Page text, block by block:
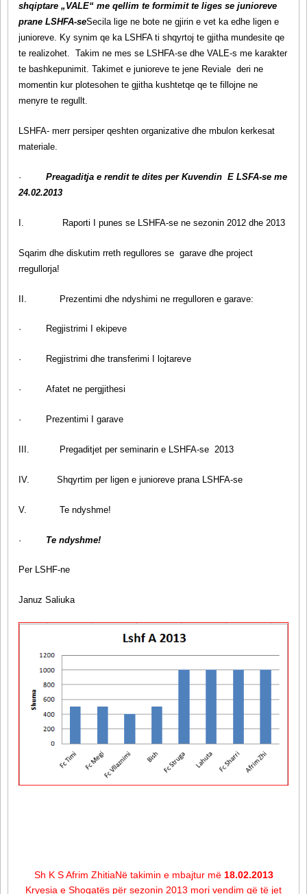
shqiptare „VALE“ me qellim te formimit te liges se junioreve
prane LSHFA-seSecila lige ne bote ne gjirin e vet ka edhe ligen e
junioreve. Ky synim qe ka LSHFA ti shqyrtoj te gjitha mundesite qe
te realizohet. Takim ne mes se LSHFA-se dhe VALE-s me karakter
te bashkepunimit. Takimet e junioreve te jene Reviale deri ne
momentin kur plotesohen te gjitha kushtetqe qe te fillojne ne
menyre te regullt.
LSHFA- merr persiper qeshten organizative dhe mbulon kerkesat
materiale.
·
Preagaditja e rendit te dites per Kuvendin E LSFA-se me
24.02.2013
Raporti I punes se LSHFA-se ne sezonin 2012 dhe 2013
Sqarim dhe diskutim rreth regullores se garave dhe project
rregullorja!
II. Prezentimi dhe ndyshimi ne rregulloren e garave:
· Regjistrimi I ekipeve
· Regjistrimi dhe transferimi I lojtareve
· Afatet ne pergjithesi
· Prezentimi I garave
Pregaditjet per seminarin e LSHFA-se 2013
IV. Shqyrtim per ligen e junioreve prana LSHFA-se
V. Te ndyshme!
· Te ndyshme!
Per LSHF-ne
Januz Saliuka
Sh K S Afrim ZhitiaNë takimin e mbajtur më 18.02.2013
Kryesia e Shoqatës për sezonin 2013 mori vendim që të jet